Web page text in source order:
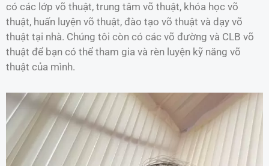
có các lớp võ thuật, trung tâm võ thuật, khóa học võ
thuật, huấn luyện võ thuật, đào tạo võ thuật và dạy võ
thuật tại nhà. Chúng tôi còn có các võ đường và CLB võ
thuật để bạn có thể tham gia và rèn luyện kỹ năng võ
thuật của mình.